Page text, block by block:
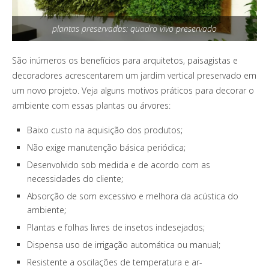
plantas preservadas: quadro vivo preservado
São inúmeros os benefícios para arquitetos, paisagistas e
decoradores acrescentarem um jardim vertical preservado em
um novo projeto. Veja alguns motivos práticos para decorar o
ambiente com essas plantas ou árvores:
Baixo custo na aquisição dos produtos;
Não exige manutenção básica periódica;
Desenvolvido sob medida e de acordo com as
necessidades do cliente;
Absorção de som excessivo e melhora da acústica do
ambiente;
Plantas e folhas livres de insetos indesejados;
Dispensa uso de irrigação automática ou manual;
Resistente a oscilações de temperatura e ar-